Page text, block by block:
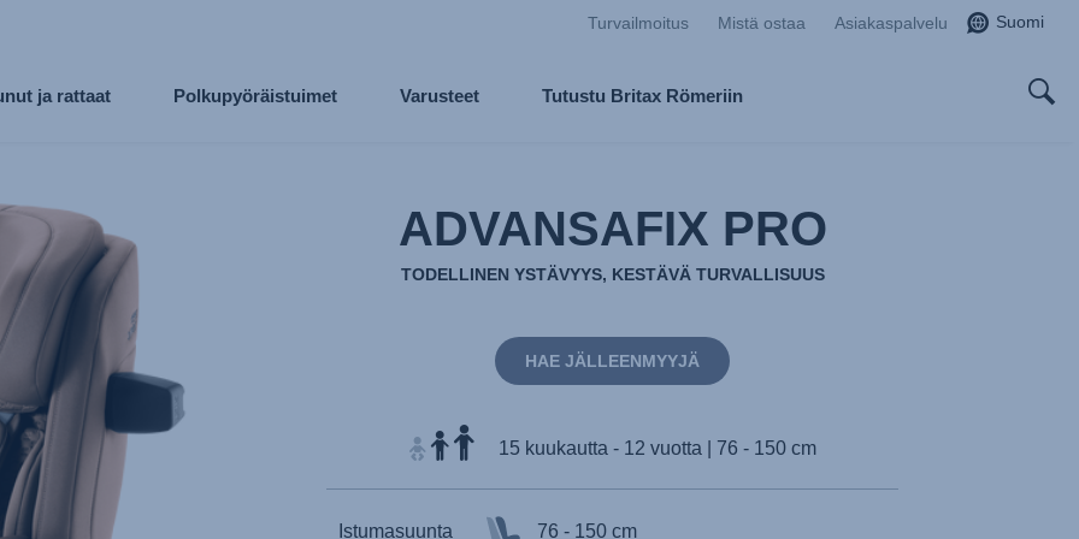
Turvailmoitus Mistä ostaa Asiakaspalvelu Suomi
ja rattaat Polkupyöräistuimet Varusteet Tutustu Britax Römeriin
ADVANSAFIX PRO
TODELLINEN YSTÄVYYS, KESTÄVÄ TURVALLISUUS
HAE JÄLLEENMYYJÄ
15 kuukautta - 12 vuotta | 76 - 150 cm
Istumasuunta 76 - 150 cm